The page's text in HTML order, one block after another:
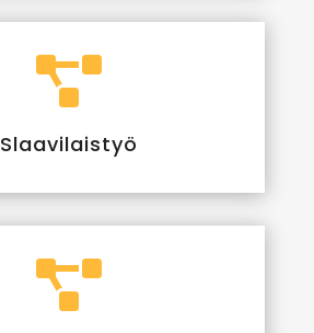

Slaavilaistyö
